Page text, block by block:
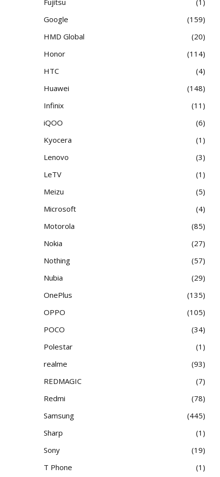
Google
159
HMD Global
20
Honor
114
HTC
4
Huawei
148
Infinix
11
iQOO
6
Kyocera
1
Lenovo
3
LeTV
1
Meizu
5
Microsoft
4
Motorola
85
Nokia
27
Nothing
57
Nubia
29
OnePlus
135
OPPO
105
POCO
34
Polestar
1
realme
93
REDMAGIC
7
Redmi
78
Samsung
445
Sharp
1
Sony
19
T Phone
1